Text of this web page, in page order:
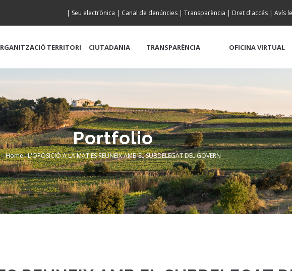
| Seu electrònica | Canal de denúncies | Transparència | Dret d'accés | Avís
TERRITORI CIUTADANIA TRANSPARÈNCIA OFICINA VIRTUAL
Portfolio
Breadcrumb
Home-L'OPOSICIÓ A LA MAT ES REUNEIX AMB EL SUBDELEGAT DEL GOVERN